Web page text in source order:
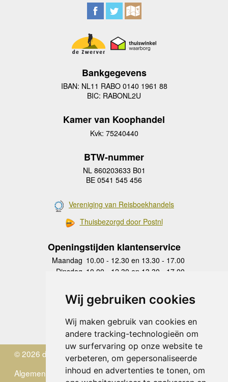
Wij gebruiken cookies
Wij maken gebruik van cookies en
andere tracking-technologieën om
uw surfervaring op onze website te
verbeteren, om gepersonaliseerde
inhoud en advertenties te tonen, om
Bankgegevens
IBAN: NL11 RABO 0140 1961 88
BIC: RABONL2U
Kamer van Koophandel
Kvk: 75240440
BTW-nummer
NL 860203633 B01
BE 0541 545 456
Vereniging van Reisboekhandels
Thuisbezorgd door Postnl
Openingstijden klantenservice
Maandag 10.00 - 12.30 en 13.30 - 17.00
Dinsdag 10.00 - 12.30 en 13.30 - 17.00
Donderdag
10.00 - 12.30 en 13.30 - 17.00
Vrijdag 10.00 - 12.30 en 13.30 - 17.00
Zaterdag
gesloten
Zondag gesloten
© 2026 de Zwerver
Algemene Voorwaarden